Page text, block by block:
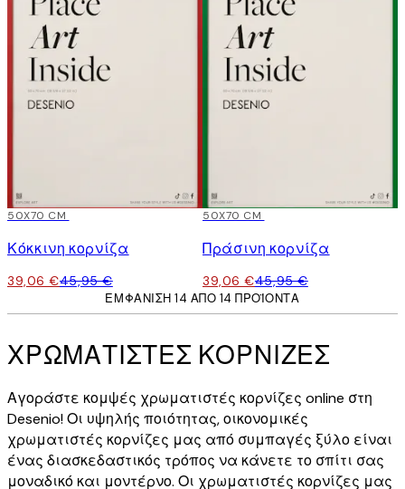
15%*
50X70 CM
Κόκκινη κορνίζα
39,06 €45,95 €
15%*
50X70 CM
Πράσινη κορνίζα
39,06 €45,95 €
ΕΜΦΆΝΙΣΗ 14 ΑΠΌ 14 ΠΡΟΪΌΝΤΑ
ΧΡΩΜΑΤΙΣΤΕΣ ΚΟΡΝΙΖΕΣ
Αγοράστε κομψές χρωματιστές κορνίζες online στη
Desenio! Οι υψηλής ποιότητας, οικονομικές
χρωματιστές κορνίζες μας από συμπαγές ξύλο είναι
ένας διασκεδαστικός τρόπος να κάνετε το σπίτι σας
μοναδικό και μοντέρνο. Οι χρωματιστές κορνίζες μας